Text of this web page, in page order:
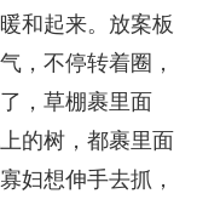
和起来。放案板
，不停转着圈，
，草棚裹里面
的树，都裹里面
妇想伸手去抓，